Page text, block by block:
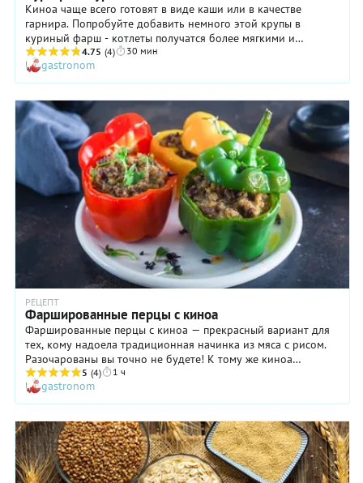
красным
луком
прекрасно
дополнит
блюдо.
и белки,
и
антиоксиданты.
Будем
бодрыми
и
энергичными!
Киноа чаще всего готовят в виде каши или в качестве
гарнира. Попробуйте добавить немного этой крупы в
куриный фарш - котлеты получатся более мягкими и
нежными. 4.75 (4) 30 мин
gastronom
РЕЦЕПТ
Фаршированные перцы с киноа
Фаршированные перцы с киноа — прекрасный вариант для
тех, кому надоела традиционная начинка из мяса с рисом.
Разочарованы вы точно не будете! К тому же киноа
считается суперфудом: она богата железом, магнием,
витаминами E и группы B, а также растительным белком,
который по своему аминокислотному составу близок к
животному. Вкус же этого продукта вполне нейтральный,
поэтому он гармонично сочетается и с овощами, и с птицей,
и с рыбой, и с мясом. Мы решили добавить в начинку
измельченную телятину, и получилось просто замечательно.
5 (4) 1 ч
gastronom